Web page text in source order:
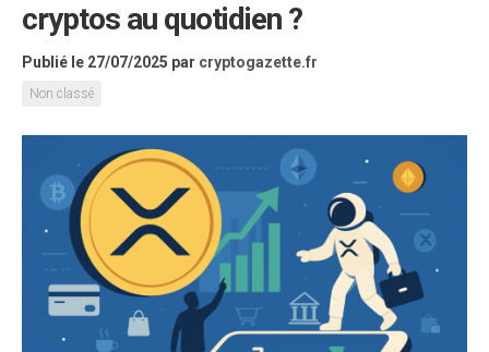
cryptos au quotidien ?
Publié le 27/07/2025 par cryptogazette.fr
Non classé